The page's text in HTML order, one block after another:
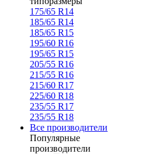
175/65 R14
185/65 R14
185/65 R15
195/60 R16
195/65 R15
205/55 R16
215/55 R16
215/60 R17
225/60 R18
235/55 R17
235/55 R18
Все производители
Популярные
производители